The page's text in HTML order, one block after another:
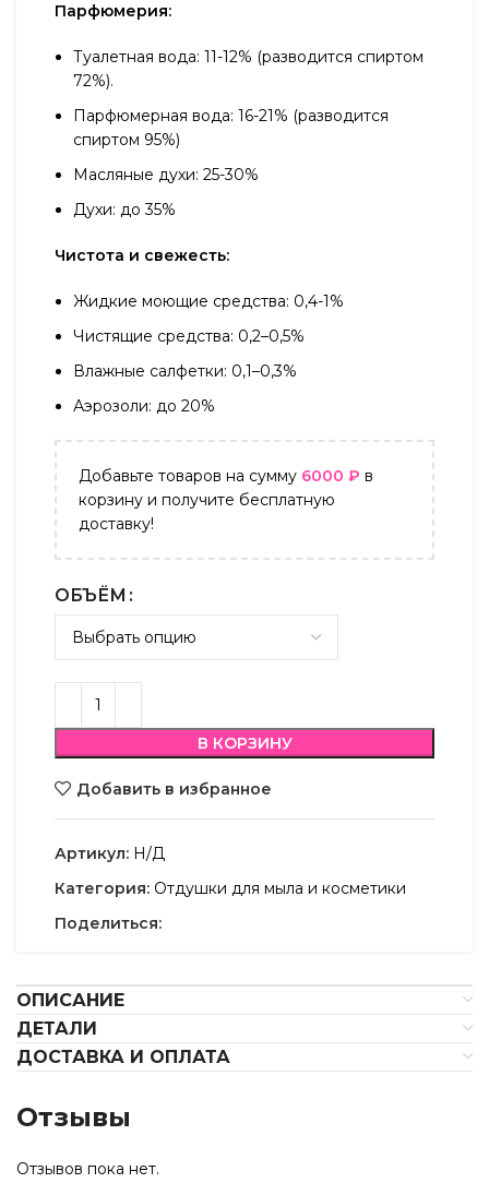
Парфюмерия:
Туалетная вода: 11-12% (разводится спиртом
72%).
Парфюмерная вода: 16-21% (разводится
спиртом 95%)
Масляные духи: 25-30%
Духи: до 35%
Чистота и свежесть:
Жидкие моющие средства: 0,4-1%
Чистящие средства: 0,2–0,5%
Влажные салфетки: 0,1–0,3%
Аэрозоли: до 20%
Добавьте товаров на сумму 6000 ₽ в
корзину и получите бесплатную
доставку!
ОБЪЁМ
В КОРЗИНУ
Добавить в избранное
Артикул: Н/Д
Категория: Отдушки для мыла и косметики
Поделиться:
ОПИСАНИЕ
ДЕТАЛИ
ДОСТАВКА И ОПЛАТА
Отзывы
Отзывов пока нет.